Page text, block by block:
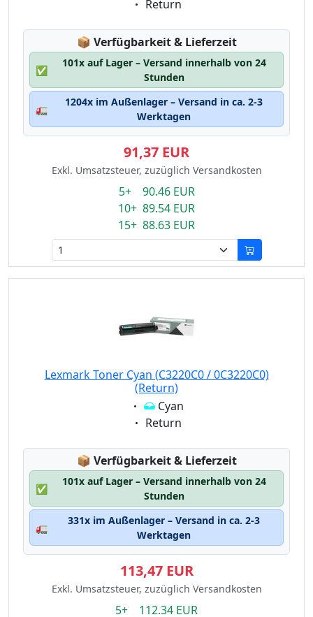
Eigenschaft:
Return
📦 Lagerstatus:
Verfügbarkeit & Lieferzeit
✅
101x auf Lager – Versand innerhalb von 24
Stunden
🚛
1204x im Außenlager – Versand in ca. 2-3
Werktagen
91,37 EUR
Exkl. Umsatzsteuer, zuzüglich Versandkosten
5+ 90.46 EUR
10+ 89.54 EUR
15+ 88.63 EUR
Lexmark Toner Cyan (C3220C0 / 0C3220C0)
(Return)
Eigenschaft:
Cyan
Eigenschaft:
Return
📦 Lagerstatus:
Verfügbarkeit & Lieferzeit
✅
101x auf Lager – Versand innerhalb von 24
Stunden
🚛
331x im Außenlager – Versand in ca. 2-3
Werktagen
113,47 EUR
Exkl. Umsatzsteuer, zuzüglich Versandkosten
5+ 112.34 EUR